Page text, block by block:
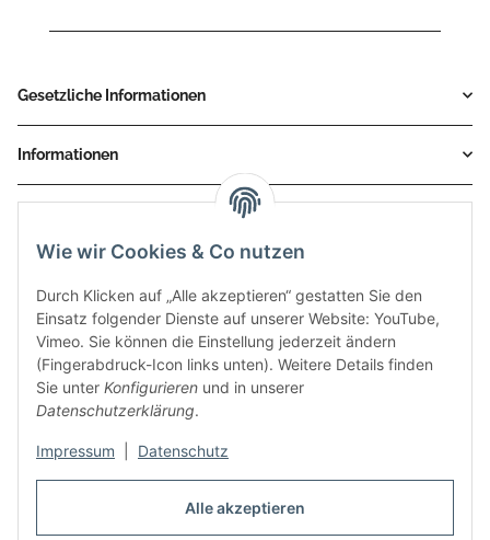
Alle akzeptieren
Wie wir Cookies & Co nutzen
Durch Klicken auf „Alle akzeptieren“ gestatten Sie den
Einsatz folgender Dienste auf unserer Website: YouTube,
Vimeo. Sie können die Einstellung jederzeit ändern
(Fingerabdruck-Icon links unten). Weitere Details finden
Sie unter Konfigurieren und in unserer
Datenschutzerklärung.
Impressum Datenschutz
Gesetzliche Informationen
Informationen
02303 – 983 77 27
Mo – Fr, 10:00 - 17:00 Uhr